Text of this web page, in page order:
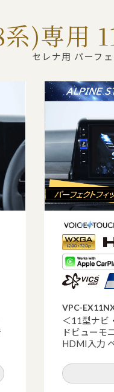
)専用
セレナ用 パーフ
VPC-
＜11型ナビ
ドビューモ
HDMI入力